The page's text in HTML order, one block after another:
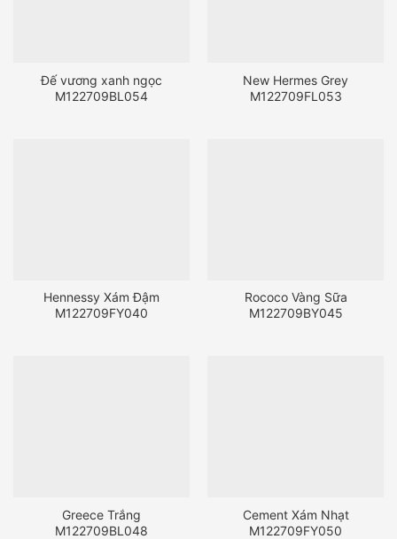
Đế vương xanh ngọc
M122709BL054
New Hermes Grey
M122709FL053
Hennessy Xám Đậm
M122709FY040
Rococo Vàng Sữa
M122709BY045
Greece Trắng
M122709BL048
Cement Xám Nhạt
M122709FY050